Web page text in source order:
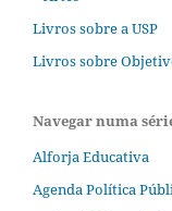
Livros sobre a USP
Livros sobre
Navegar numa
Alforja Educativa
Agenda Política